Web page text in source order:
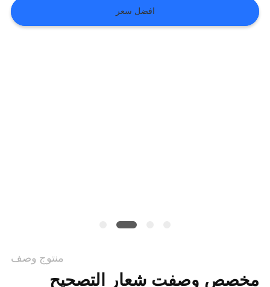
VR
افضل سعر
منتوج وصف
مخصص وصفت شعار التصحيح